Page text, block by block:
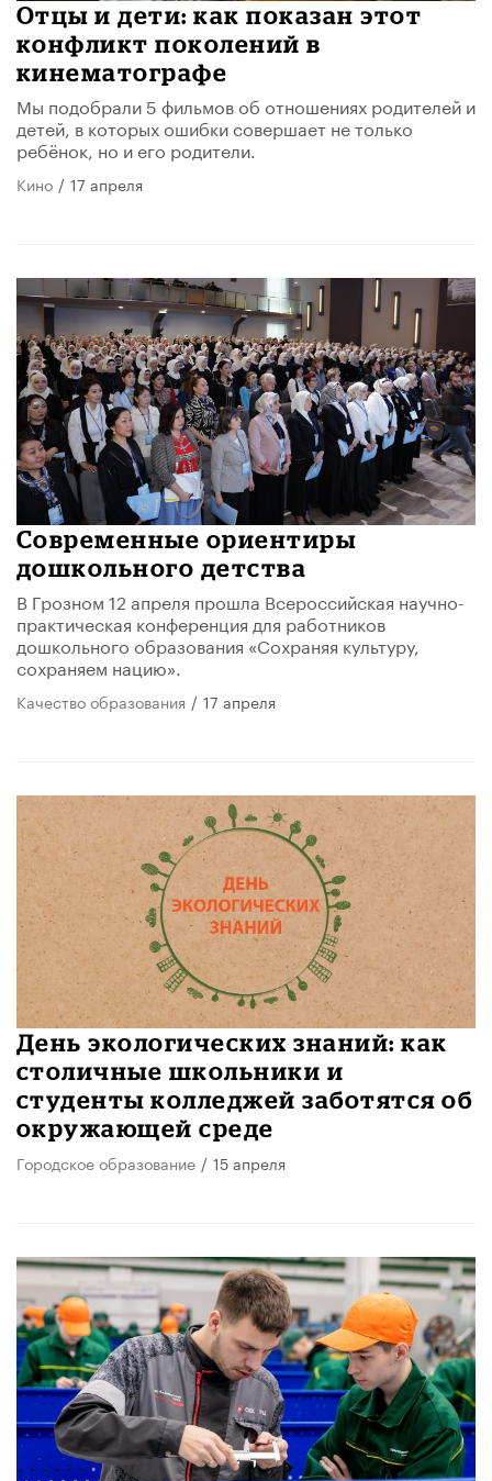
Отцы и дети: как показан этот
конфликт поколений в
кинематографе
Мы подобрали 5 фильмов об отношениях родителей и
детей, в которых ошибки совершает не только
ребёнок, но и его родители.
Кино / 17 апреля
Современные ориентиры
дошкольного детства
В Грозном 12 апреля прошла Всероссийская научно-
практическая конференция для работников
дошкольного образования «Сохраняя культуру,
сохраняем нацию».
Качество образования / 17 апреля
День экологических знаний: как
столичные школьники и
студенты колледжей заботятся об
окружающей среде
Городское образование / 15 апреля